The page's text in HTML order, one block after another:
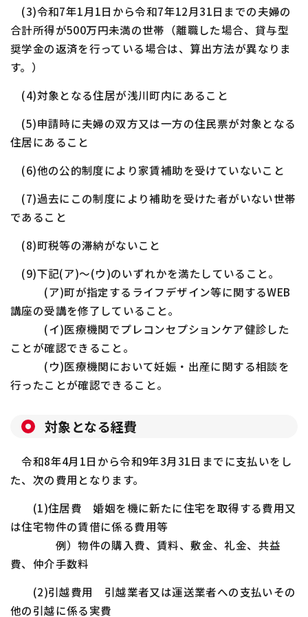
(3)令和7年1月1日から令和7年12月31日までの夫婦の
合計所得が500万円未満の世帯（離職した場合、貸与型
奨学金の返済を行っている場合は、算出方法が異なりま
す。）
(4)対象となる住居が浅川町内にあること
(5)申請時に夫婦の双方又は一方の住民票が対象となる
住居にあること
(6)他の公的制度により家賃補助を受けていないこと
(7)過去にこの制度により補助を受けた者がいない世帯
であること
(8)町税等の滞納がないこと
(9)下記(ア)～(ウ)のいずれかを満たしていること。
(ア)町が指定するライフデザイン等に関するWEB
講座の受講を修了していること。
(イ)医療機関でプレコンセプションケア健診した
ことが確認できること。
(ウ)医療機関において妊娠・出産に関する相談を
行ったことが確認できること。
対象となる経費
令和8年4月 1日から令和9年3月31日までに支払いをし
た、次の費用となります。
(1)住居費 婚姻を機に新たに住宅を取得する費用又
は住宅物件の賃借に係る費用等
例）物件の購入費、賃料、敷金、礼金、共益
費、仲介手数料
(2)引越費用 引越業者又は運送業者への支払いその
他の引越に係る実費